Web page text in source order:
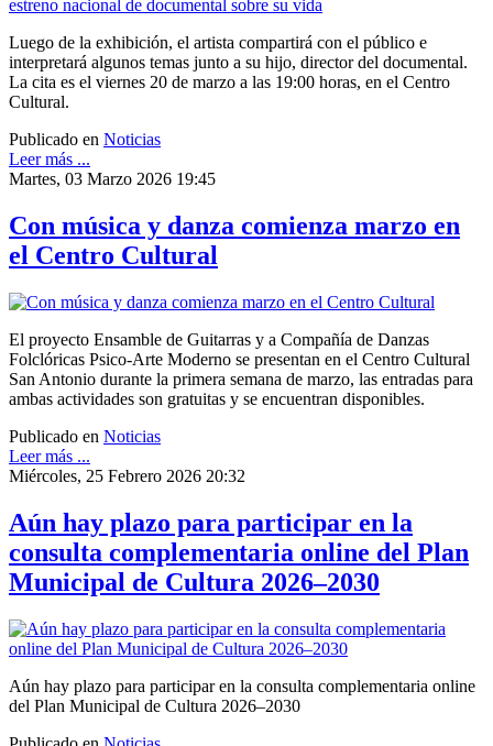
Luego de la exhibición, el artista compartirá con el público e
interpretará algunos temas junto a su hijo, director del documental.
La cita es el viernes 20 de marzo a las 19:00 horas, en el Centro
Cultural.
Publicado en Noticias
Leer más ...
Martes, 03 Marzo 2026 19:45
Con música y danza comienza marzo en
el Centro Cultural
El proyecto Ensamble de Guitarras y a Compañía de Danzas
Folclóricas Psico-Arte Moderno se presentan en el Centro Cultural
San Antonio durante la primera semana de marzo, las entradas para
ambas actividades son gratuitas y se encuentran disponibles.
Publicado en Noticias
Leer más ...
Miércoles, 25 Febrero 2026 20:32
Aún hay plazo para participar en la
consulta complementaria online del Plan
Municipal de Cultura 2026–2030
Aún hay plazo para participar en la consulta complementaria online
del Plan Municipal de Cultura 2026–2030